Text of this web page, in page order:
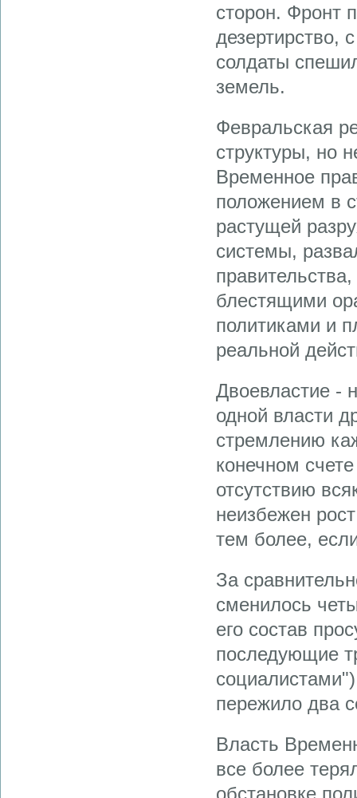
сторон. Фронт
дезертирство,
солдаты
земель.
Февральская
структуры, но
Временное
положением в
растущей
системы,
блестящими
политиками и
реальной
Двоевластие -
одной власти
стремлению
конечном
отсутствию
неизбежен
тем более,
За
сменилось
его состав
последующие
пережило два
Власть
все более